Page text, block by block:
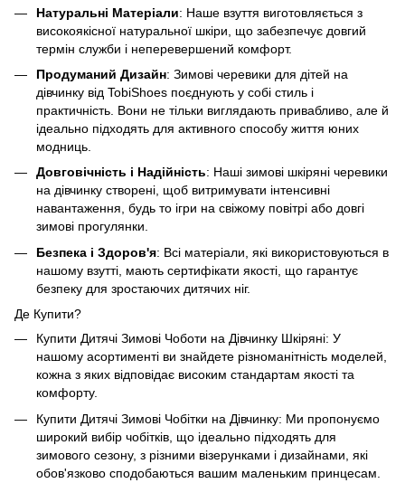
Натуральні Матеріали: Наше взуття виготовляється з
високоякісної натуральної шкіри, що забезпечує довгий
термін служби і неперевершений комфорт.
Продуманий Дизайн: Зимові черевики для дітей на
дівчинку від TobiShoes поєднують у собі стиль і
практичність. Вони не тільки виглядають привабливо, але й
ідеально підходять для активного способу життя юних
модниць.
Довговічність і Надійність: Наші зимові шкіряні черевики
на дівчинку створені, щоб витримувати інтенсивні
навантаження, будь то ігри на свіжому повітрі або довгі
зимові прогулянки.
Безпека і Здоров'я: Всі матеріали, які використовуються в
нашому взутті, мають сертифікати якості, що гарантує
безпеку для зростаючих дитячих ніг.
Де Купити?
Купити Дитячі Зимові Чоботи на Дівчинку Шкіряні: У
нашому асортименті ви знайдете різноманітність моделей,
кожна з яких відповідає високим стандартам якості та
комфорту.
Купити Дитячі Зимові Чобітки на Дівчинку: Ми пропонуємо
широкий вибір чобітків, що ідеально підходять для
зимового сезону, з різними візерунками і дизайнами, які
обов'язково сподобаються вашим маленьким принцесам.